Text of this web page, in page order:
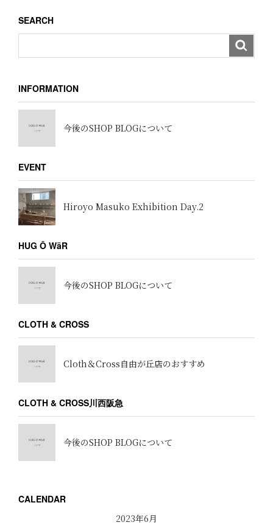
SEARCH
INFORMATION
今後のSHOP BLOGについて
EVENT
Hiroyo Masuko Exhibition Day.2
HUG Ō WäR
今後のSHOP BLOGについて
CLOTH & CROSS
Cloth＆Cross自由が丘店のおすすめ
CLOTH & CROSS川西阪急
今後のSHOP BLOGについて
CALENDAR
2023年6月